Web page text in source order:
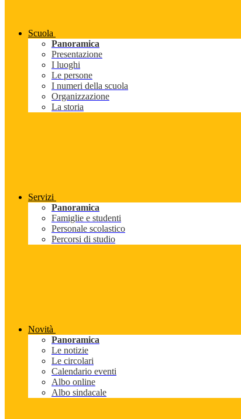
Scuola
Panoramica
Presentazione
I luoghi
Le persone
I numeri della scuola
Organizzazione
La storia
Servizi
Panoramica
Famiglie e studenti
Personale scolastico
Percorsi di studio
Novità
Panoramica
Le notizie
Le circolari
Calendario eventi
Albo online
Albo sindacale